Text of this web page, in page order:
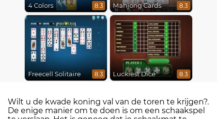
4 Colors 8.3 Mahjong Cards 8.3
Freecell Solitaire 8.3 Luckiest Dice 8.3
Wilt u de kwade koning val van de toren te krijgen?.
De enige manier om te doen is om een ​​schaakspel